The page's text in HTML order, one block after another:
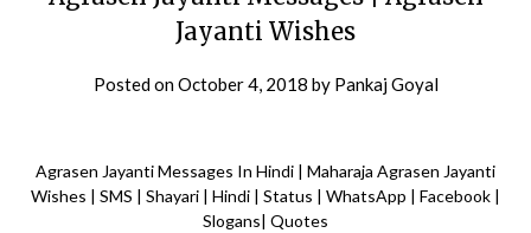
Jayanti Wishes
Posted onOctober 4, 2018 by Pankaj Goyal
Agrasen Jayanti Messages In Hindi | Maharaja Agrasen Jayanti
Wishes | SMS | Shayari | Hindi | Status | WhatsApp | Facebook |
Slogans| Quotes